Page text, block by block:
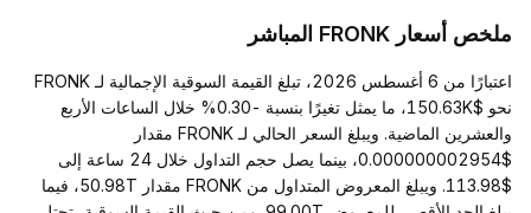
ملخص أسعار FRONK المباشر
اعتبارًا من 6 أغسطس 2026، تبلغ القيمة السوقية الإجمالية لـ FRONK
نحو $150.63K، ما يمثل تغيرًا بنسبة -0.30% خلال الساعات الأربع
والعشرين الماضية. ويبلغ السعر الحالي لـ FRONK مقدار
$0.000000002954، بينما يصل حجم التداول خلال 24 ساعة إلى
$113.98. ويبلغ المعروض المتداول من FRONK مقدار 50.98T، فيما